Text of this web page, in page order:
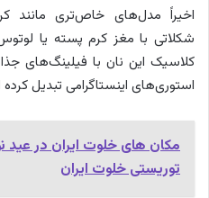
اخیراً مدل‌های خاص‌تری مانند
شکلاتی با مغز کرم پسته یا
کلاسیک این نان با فیلینگ‌های
استوری‌های اینستاگرامی تبدیل
توریستی خلوت ایران